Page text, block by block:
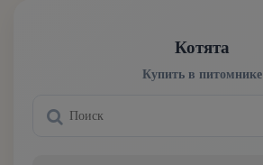
Котята
Купить в питомнике